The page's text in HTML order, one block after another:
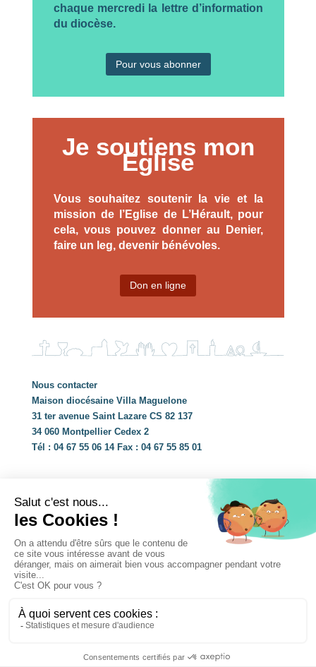
chaque mercredi la lettre d’information
du diocèse.
Pour vous abonner
Je soutiens mon
Eglise
Vous souhaitez soutenir la vie et la
mission de l’Eglise de L’Hérault, pour
cela, vous pouvez donner au Denier,
faire un leg, devenir bénévoles.
Don en ligne
Nous contacter
Maison diocésaine Villa Maguelone
31 ter avenue Saint Lazare CS 82 137
34 060 Montpellier Cedex 2
Tél : 04 67 55 06 14 Fax : 04 67 55 85 01
© 2019 Diocèse de Montpellier réalisé parHybride
Conseil